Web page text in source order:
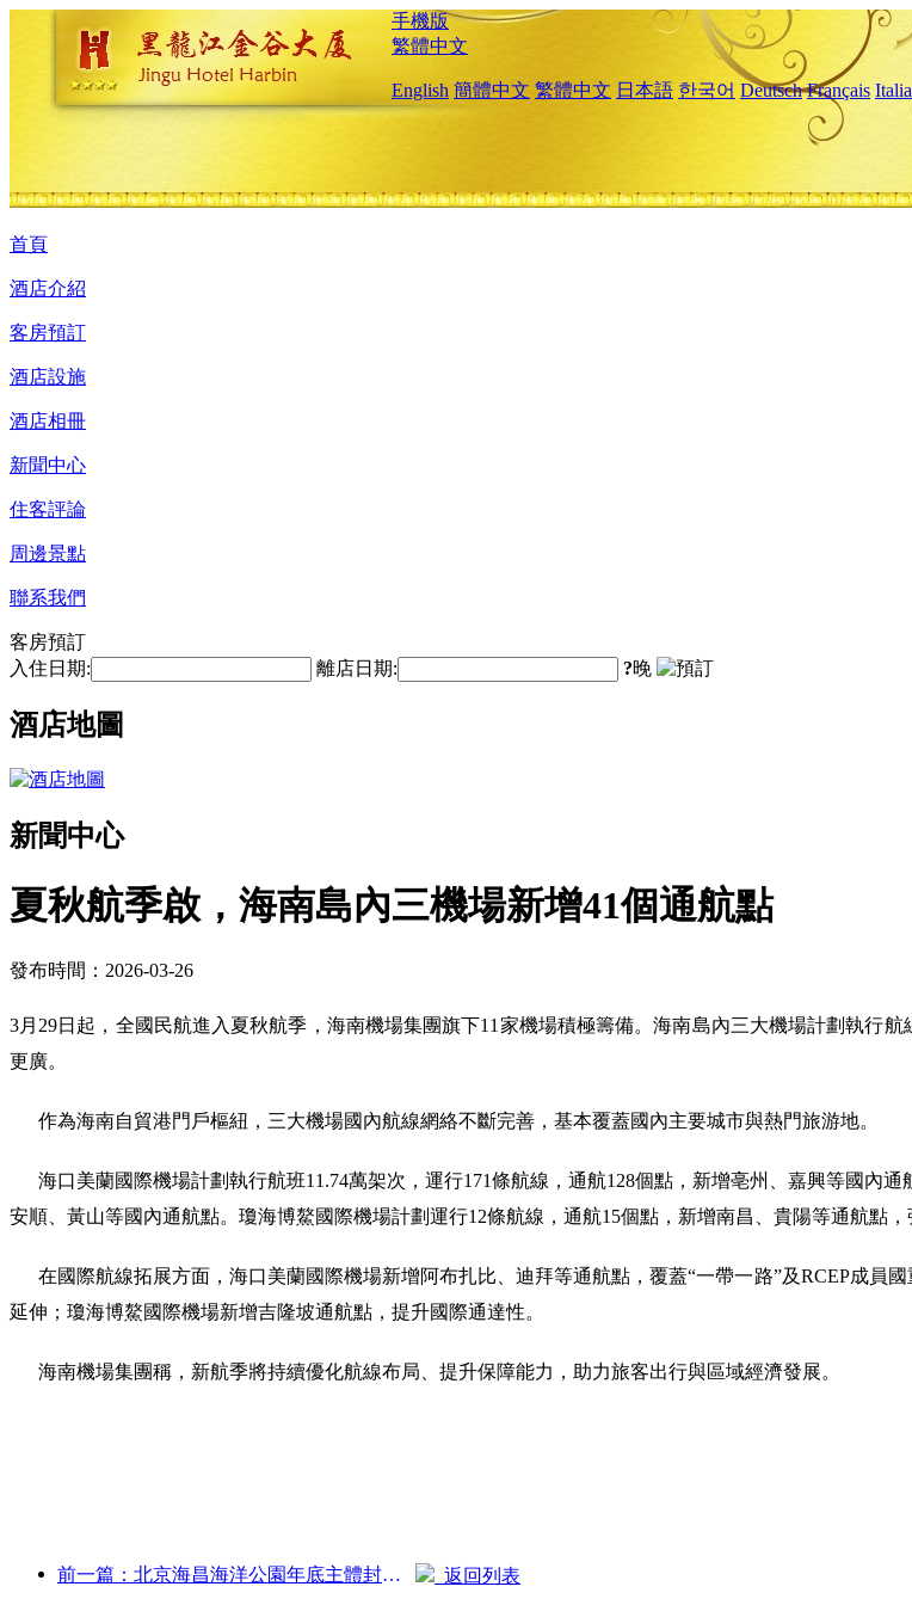
手機版
繁體中文
English 簡體中文 繁體中文 日本語 한국어 Deutsch Français
首頁
酒店介紹
客房預訂
酒店設施
酒店相冊
新聞中心
住客評論
周邊景點
聯系我們
客房預訂
入住日期:
離店日期: ?晚
酒店地圖
新聞中心
夏秋航季啟，海南島內三機場新增41個通航點
發布時間：2026-03-26
3月29日起，全國民航進入夏秋航季，海南機場集團旗下11家機場積極籌備。海南島內三大機場計劃執行
更廣。
作為海南自貿港門戶樞紐，三大機場國內航線網絡不斷完善，基本覆蓋國內主要城市與熱門旅游地。
海口美蘭國際機場計劃執行航班11.74萬架次，運行171條航線，通航128個點，新增亳州、嘉興等國內
安順、黃山等國內通航點。瓊海博鰲國際機場計劃運行12條航線，通航15個點，新增南昌、貴陽等通航點，
在國際航線拓展方面，海口美蘭國際機場新增阿布扎比、迪拜等通航點，覆蓋“一帶一路”及RCEP成員
延伸；瓊海博鰲國際機場新增吉隆坡通航點，提升國際通達性。
海南機場集團稱，新航季將持續優化航線布局、提升保障能力，助力旅客出行與區域經濟發展。
前一篇：北京海昌海洋公園年底主體封頂 預計2027年建成開放 返回列表